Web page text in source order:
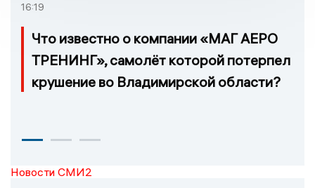
16:19
Что известно о компании «МАГ АЕРО
ТРЕНИНГ», самолёт которой потерпел
крушение во Владимирской области?
Новости СМИ2